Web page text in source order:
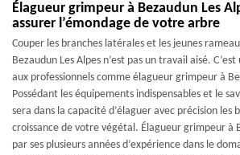
Élagueur grimpeur à Bezaudun Les
assurer l’émondage de votre arbre
Couper les branches latérales et les jeunes
Bezaudun Les Alpes n’est pas un travail aisé.
aux professionnels comme élagueur grimpeur à
Possédant les équipements indispensables et le
sera dans la capacité d’élaguer avec précision les
croissance de votre végétal. Élagueur grimpeur à
par ses plusieurs années d’expérience dans le